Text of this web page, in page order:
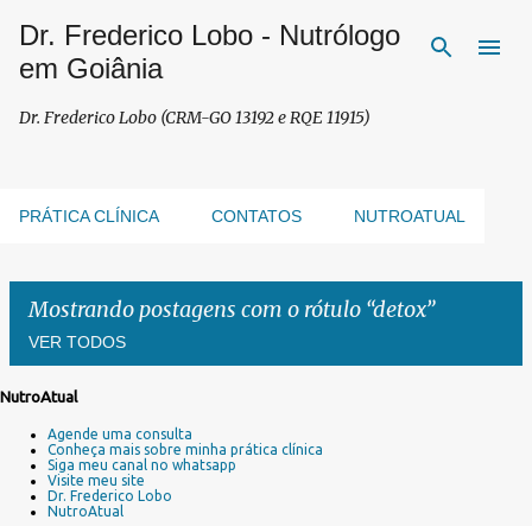
Pular para o conteúdo principal
Dr. Frederico Lobo - Nutrólogo
em Goiânia
Dr. Frederico Lobo (CRM-GO 13192 e RQE 11915)
PRÁTICA CLÍNICA CONTATOS NUTROATUAL
Mostrando postagens com o rótulo detox
VER TODOS
NutroAtual
Agende uma consulta
Conheça mais sobre minha prática clínica
Siga meu canal no whatsapp
Visite meu site
Dr. Frederico Lobo
NutroAtual